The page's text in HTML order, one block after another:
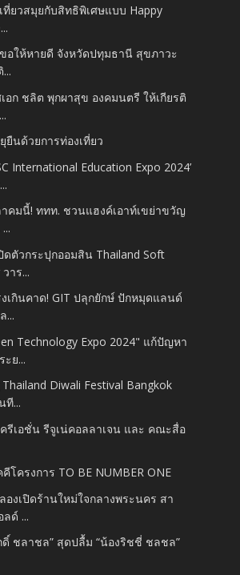
ยวสมุยกับสิทธิพิเศษแบบ Happy
อให้หายดี จังหวัดปทุมธานี สุขภาวะ
อก ชลิต พุกผาสุข องคมนตรี ให้เกียรติ
ยืนด้วยการท่องเที่ยว
International Education Expo 2024’
คมนี้! ททท. ชวนแฮงค์เอาท์เขย่าขวัญ
ดตัวกระปุกออมสิน Thailand Soft
าร...
เกินคาด! GIT ปลุกยักษ์ ปักหมุดแลนด์
...
Technology Expo 2024" แก้ปัญหา
ะย...
Diwali Festival Bangkok
ที...
เอชั่น รีจูเน่คอลลาเจน และ คณะสื่อ
โครงการ TO BE NUMBER ONE
องเปิดร้านใหม่ใจกลางพระนคร สา
ด์ ...
ดิ์ ชลาชล” สุดปลื้ม “น้องริชชี่ ชลชล”